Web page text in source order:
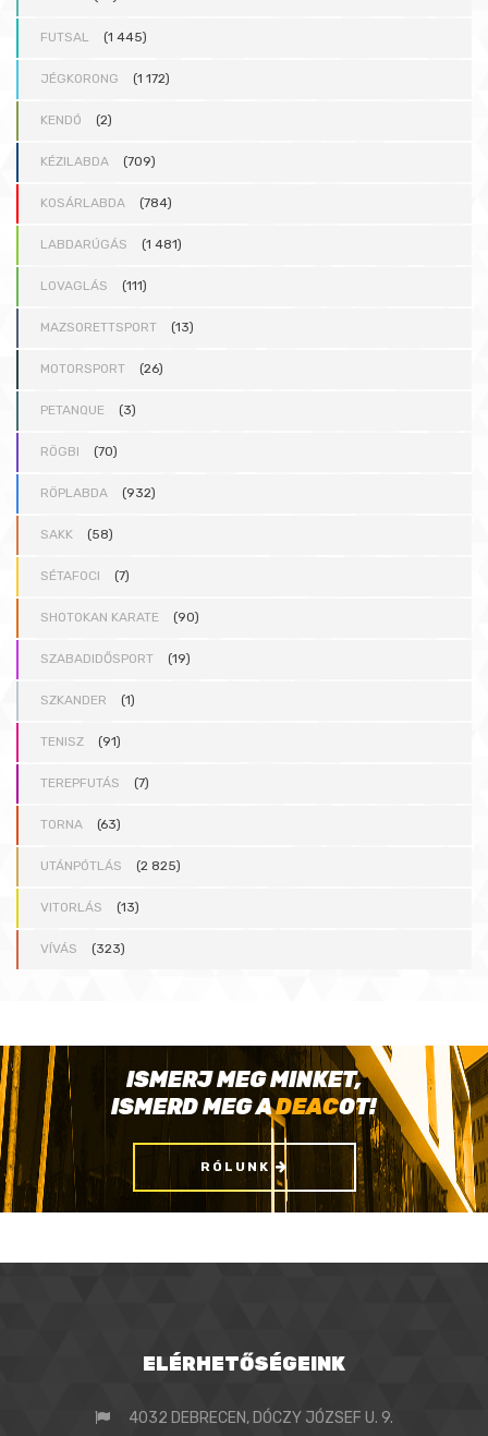
FUTSAL (1 445)
JÉGKORONG (1 172)
KENDÓ (2)
KÉZILABDA (709)
KOSÁRLABDA (784)
LABDARÚGÁS (1 481)
LOVAGLÁS (111)
MAZSORETTSPORT (13)
MOTORSPORT (26)
PETANQUE (3)
RÖGBI (70)
RÖPLABDA (932)
SAKK (58)
SÉTAFOCI (7)
SHOTOKAN KARATE (90)
SZABADIDŐSPORT (19)
SZKANDER (1)
TENISZ (91)
TEREPFUTÁS (7)
TORNA (63)
UTÁNPÓTLÁS (2 825)
VITORLÁS (13)
VÍVÁS (323)
ISMERJ MEG MINKET,
ISMERD MEG ADEACOT!
RÓLUNK
ELÉRHETŐSÉGEINK
4032 DEBRECEN, DÓCZY JÓZSEF U. 9.